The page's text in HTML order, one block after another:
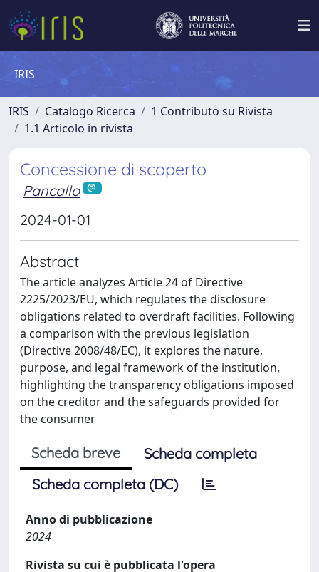
IRIS
IRIS Catalogo Ricerca
1 Contributo su Rivista
1.1 Articolo in rivista
Concessione di scoperto
Pancallo
2024-01-01
Abstract
The article analyzes Article 24 of Directive
2225/2023/EU, which regulates the disclosure
obligations related to overdraft facilities. Following
a comparison with the previous legislation
(Directive 2008/48/EC), it explores the nature,
purpose, and legal framework of the institution,
highlighting the transparency obligations imposed
on the creditor and the safeguards provided for
the consumer
Scheda breve
Scheda completa
Scheda completa (DC)
Anno di pubblicazione
2024
Rivista su cui è pubblicata l'opera